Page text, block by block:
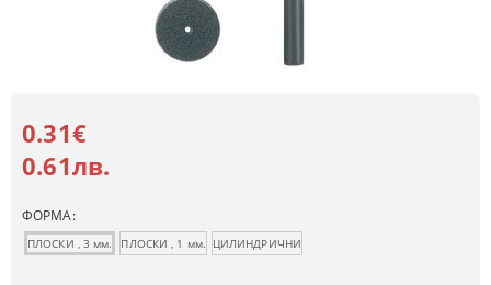
0.31€
0.61лв.
ФОРМА:
ПЛОСКИ , 3 мм. ПЛОСКИ , 1 мм. ЦИЛИНДРИЧНИ